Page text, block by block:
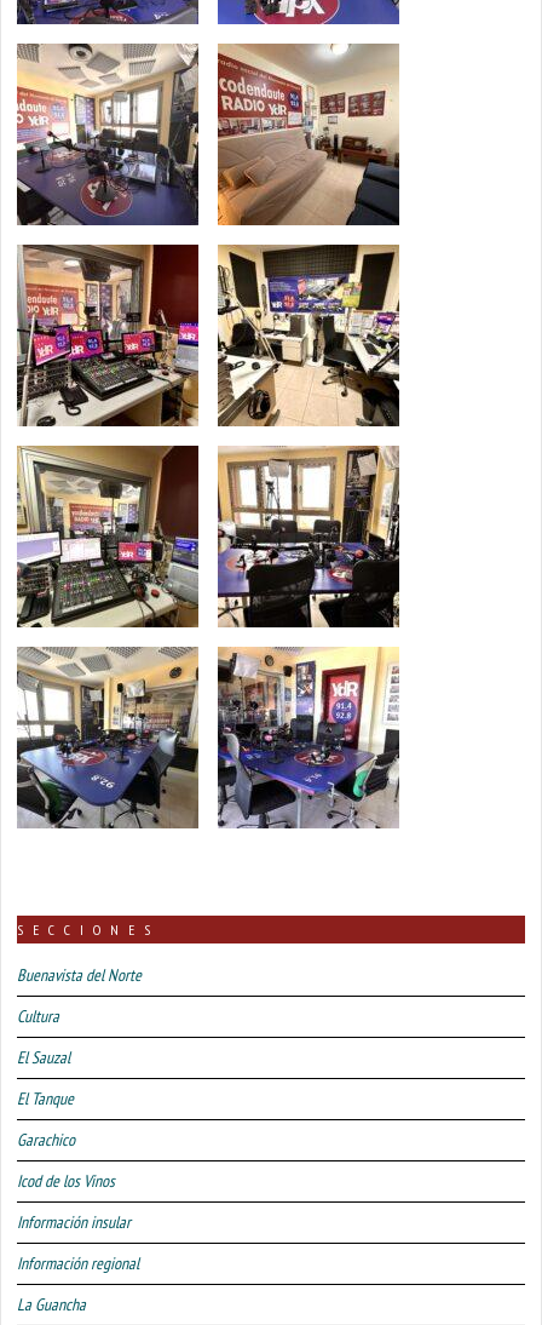
SECCIONES
Buenavista del Norte
Cultura
El Sauzal
El Tanque
Garachico
Icod de los Vinos
Información insular
Información regional
La Guancha